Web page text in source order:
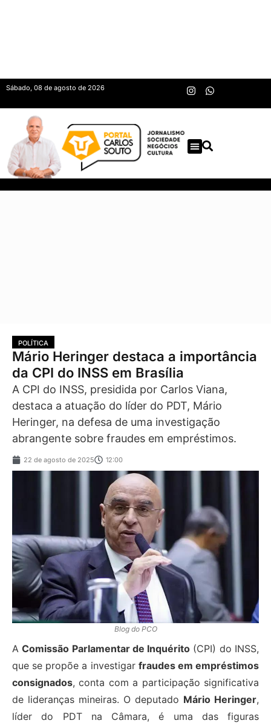
Sábado, 08 de agosto de 2026
POLÍTICA
Mário Heringer destaca a importância
da CPI do INSS em Brasília
A CPI do INSS, presidida por Carlos Viana,
destaca a atuação do líder do PDT, Mário
Heringer, na defesa de uma investigação
abrangente sobre fraudes em empréstimos.
22 de agosto de 2025 12:00
Blog do PCO
AComissão Parlamentar de Inquérito (CPI) do INSS,
que se propõe a investigar fraudes em empréstimos
consignados, conta com a participação significativa
de lideranças mineiras. O deputado Mário Heringer,
líder do PDT na Câmara, é uma das figuras